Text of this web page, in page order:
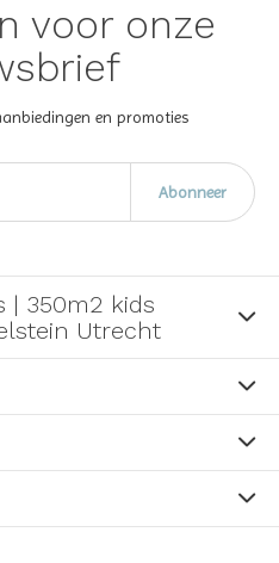
voor onze
en promoties
Abonneer
| 350m2 kids
Utrecht